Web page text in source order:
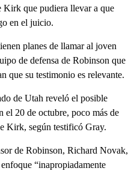
Kirk que pudiera llevar a que
en el juicio.
planes de llamar al joven
de defensa de Robinson que
que su testimonio es relevante.
de Utah reveló el posible
20 de octubre, poco más de
Kirk, según testificó Gray.
de Robinson, Richard Novak,
“inapropiadamente